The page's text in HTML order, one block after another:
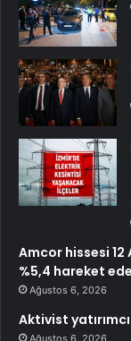
Amcor hissesi
%5,4 hareket
Ağustos 6, 2026
Aktivist
Ağustos 6, 2026